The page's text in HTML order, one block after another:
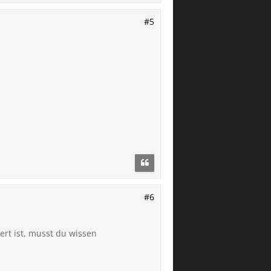
#5
#6
ist, musst du wissen